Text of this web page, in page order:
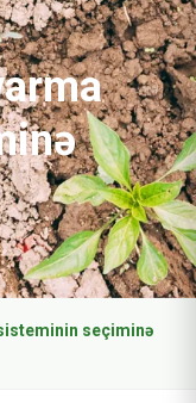
seçiminə